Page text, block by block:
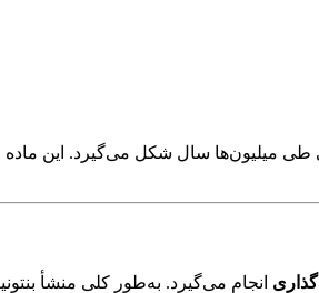
طی میلیون‌ها سال شکل می‌گیرد. این
انجام می‌گیرد. به‌طور کلی منشأ